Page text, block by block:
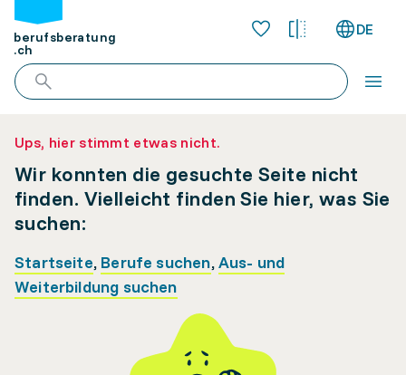
berufsberatung
.ch
DE
Ups, hier stimmt etwas nicht.
Wir konnten die gesuchte Seite nicht
finden. Vielleicht finden Sie hier, was Sie
suchen:
Startseite, Berufe suchen,Aus- und
Weiterbildung suchen